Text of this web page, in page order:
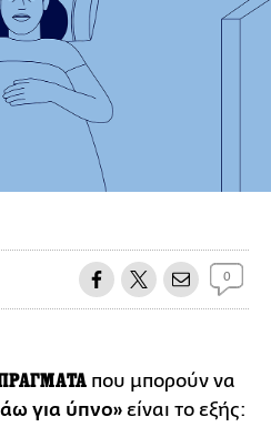
0
που μπορούν να
για ύπνο» είναι το εξής: